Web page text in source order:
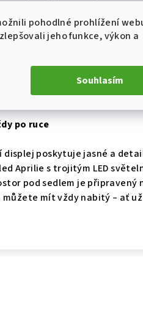
pohodlné prohlížení
jeho funkce, výkon a
Souhlasím
užili naplno
propojení
podvozek promění
patří k
a trajektoriemi, které
po ruce
poskytuje jasné a
Aprilie s trojitým LED
pod sedlem je připravený
mít vždy nabitý – ať